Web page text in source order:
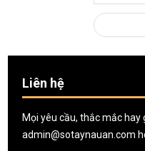
Liên hệ
Mọi yêu cầu, thắc mắc hay
admin@sotaynauan.com